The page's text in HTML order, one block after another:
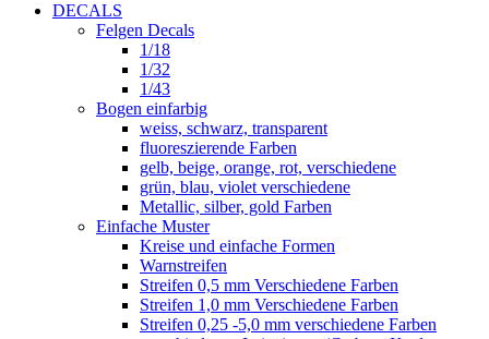
DECALS
Felgen Decals
1/18
1/32
1/43
Bogen einfarbig
weiss, schwarz, transparent
fluoreszierende Farben
gelb, beige, orange, rot, verschiedene
grün, blau, violet verschiedene
Metallic, silber, gold Farben
Einfache Muster
Kreise und einfache Formen
Warnstreifen
Streifen 0,5 mm Verschiedene Farben
Streifen 1,0 mm Verschiedene Farben
Streifen 0,25 -5,0 mm verschiedene Farben